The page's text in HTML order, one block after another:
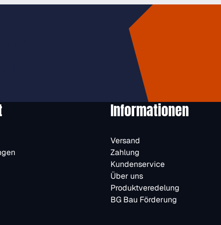
Informationen
Versand
Zahlung
Kundenservice
Über uns
Produktveredelung
BG Bau Förderung